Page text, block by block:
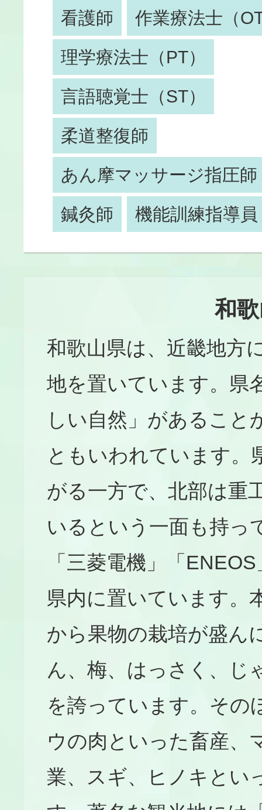
看護師 作業療法士（
理学療法士（PT）
言語聴覚士（ST）
柔道整復師
あん摩マッサージ指圧師
鍼灸師 機能訓練指導員
和
和歌山県は、近畿地方
地を置いています。県
しい自然」があること
ともいわれています。
がる一方で、北部は重
いるという一面も持っ
「三菱電機」「
県内に置いています。
から果物の栽培が盛ん
ん、梅、はっさく、じ
を誇っています。その
ウの肉といった畜産、
業、スギ、ヒノキとい